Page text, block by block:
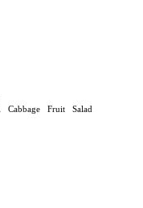
Cabbage Fruit Salad